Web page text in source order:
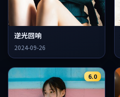
逆光回响
2024-09-26
6.0